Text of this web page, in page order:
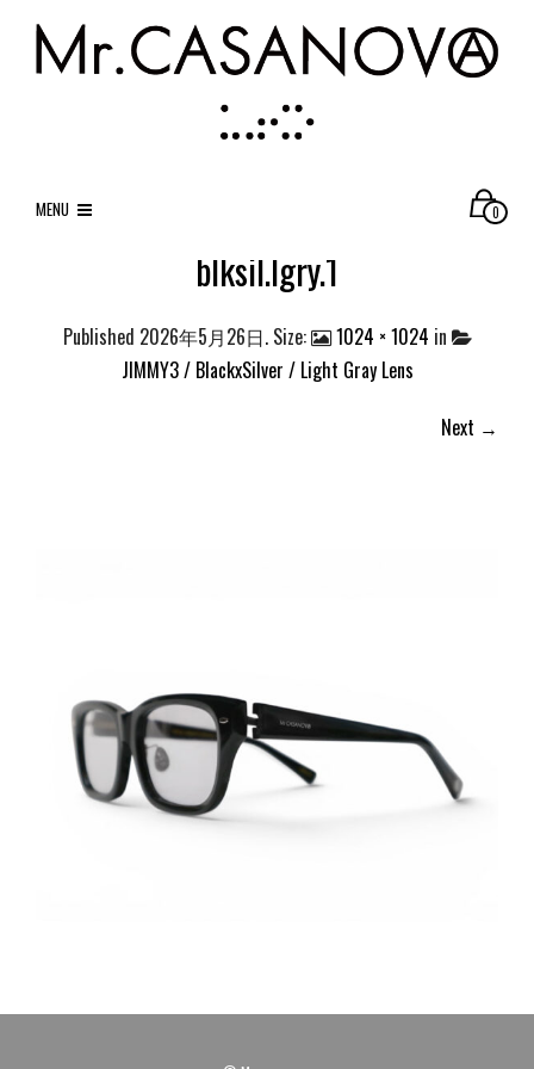
MENU 0
blksil.lgry.1
Published 2026年5月26日. Size: 1024 × 1024 in
JIMMY3 / BlackxSilver / Light Gray Lens
Next →